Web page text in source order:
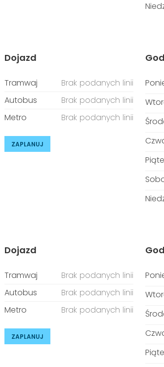
Dojazd
Tramwaj
Brak podanych linii
Autobus
Brak podanych linii
Metro
Brak podanych linii
ZAPLANUJ
Dojazd
Tramwaj
Brak podanych linii
Autobus
Brak podanych linii
Metro
Brak podanych linii
ZAPLANUJ